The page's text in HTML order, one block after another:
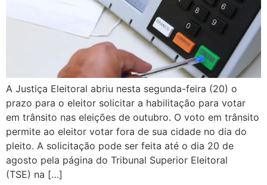
A Justiça Eleitoral abriu nesta segunda-feira (20) o
prazo para o eleitor solicitar a habilitação para votar
em trânsito nas eleições de outubro. O voto em trânsito
permite ao eleitor votar fora de sua cidade no dia do
pleito. A solicitação pode ser feita até o dia 20 de
agosto pela página do Tribunal Superior Eleitoral
(TSE) na […]